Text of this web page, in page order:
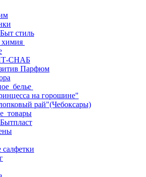
стиль
СНАБ
Парфюм
на горошине"
рай"(Чебоксары)